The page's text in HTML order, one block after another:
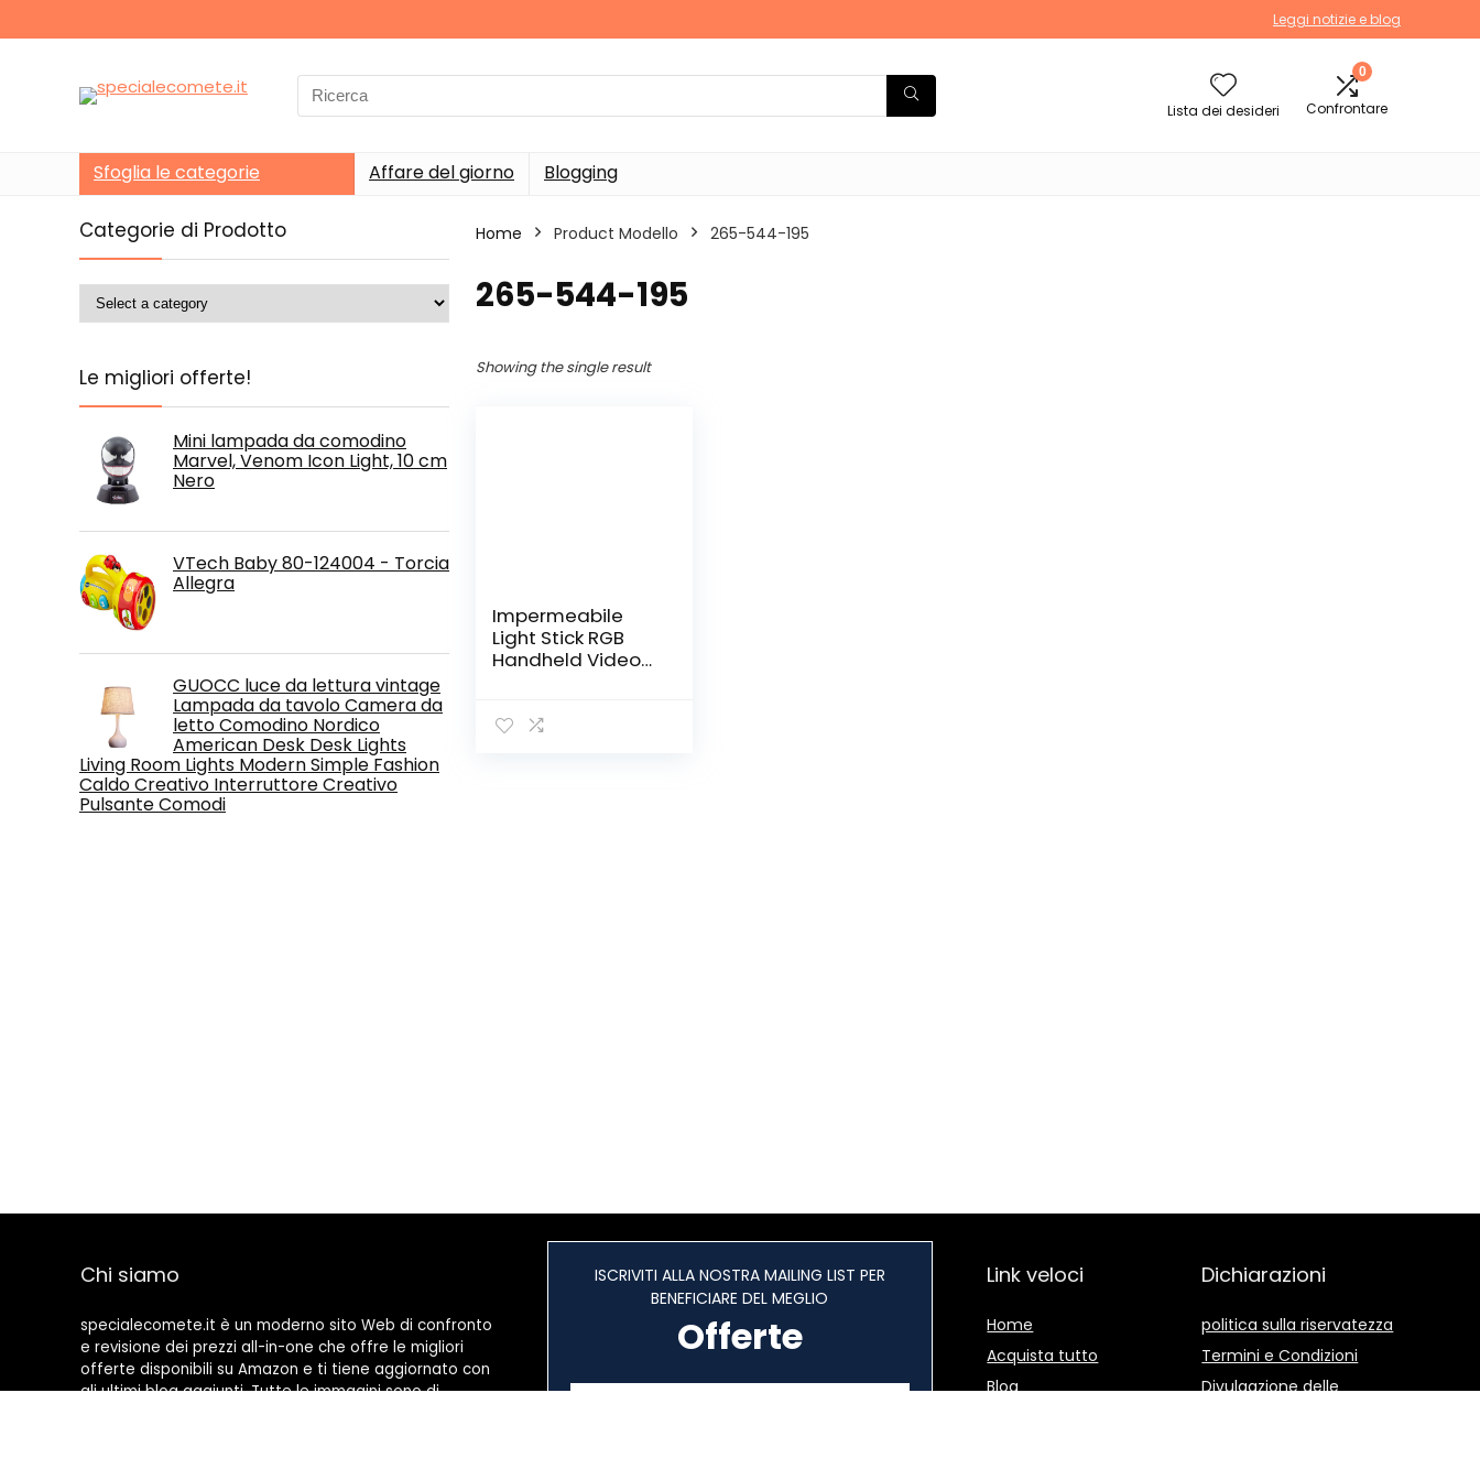
Leggi notizie e blog
Search
for:
Lista dei desideri
0
Confrontare
Sfoglia le categorie Affare del giorno Blogging
Categorie di Prodotto
Le migliori offerte!
Mini lampada da comodino
Marvel, Venom Icon Light, 10 cm
Nero
VTech Baby 80-124004 - Torcia
Allegra
GUOCC luce da lettura vintage
Lampada da tavolo Camera da
letto Comodino Nordico
American Desk Desk Lights
Living Room Lights Modern Simple Fashion
Caldo Creativo Interruttore Creativo
Pulsante Comodi
Home Product Modello ‎265-544-195
‎265-544-195
Showing the single result
Impermeabile
Light Stick RGB
Handheld Video
colori
Chi siamo
specialecomete.it è un moderno sito Web di confronto
e revisione dei prezzi all-in-one che offre le migliori
offerte disponibili su Amazon e ti tiene aggiornato con
gli ultimi blog aggiunti. Tutte le immagini sono di
ISCRIVITI ALLA NOSTRA MAILING LIST PER
BENEFICIARE DEL MEGLIO
Offerte
Link veloci
Home
Acquista tutto
Blog
Dichiarazioni
politica sulla riservatezza
Termini e Condizioni
Divulgazione delle